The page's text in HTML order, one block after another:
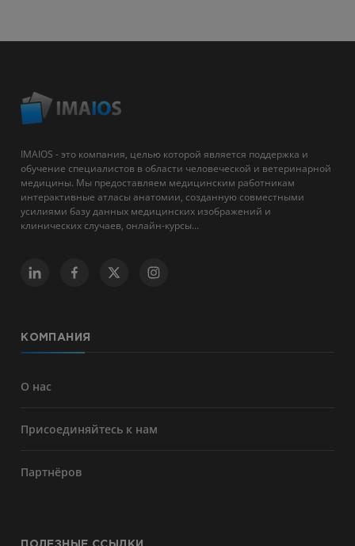
IMAIOS - это компания, целью которой является поддержка и
обучение специалистов в области человеческой и ветеринарной
медицины. Мы предоставляем медицинским работникам
интерактивные атласы анатомии, созданную совместными
усилиями базу данных медицинских изображений и
клинических случаев, онлайн-курсы...
КОМПАНИЯ
О нас
Присоединяйтесь к нам
Партнёров